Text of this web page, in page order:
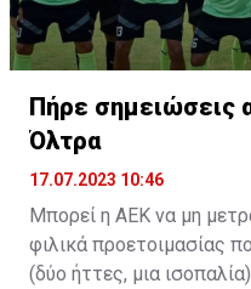
Πήρε σημειώσεις
Όλτρα
17.07.2023 10:46
Μπορεί η ΑΕΚ να μη
φιλικά προετοιμασίας
(δύο ήττες, μια